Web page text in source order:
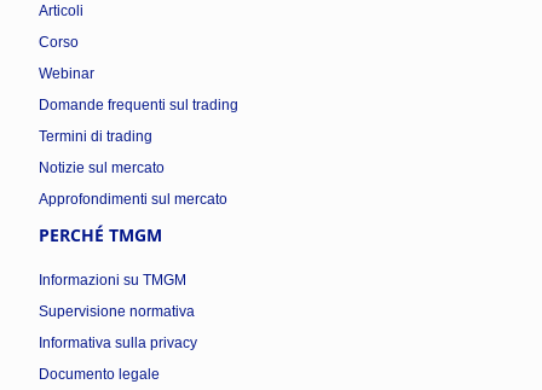
Articoli
Corso
Webinar
Domande frequenti sul trading
Termini di trading
Notizie sul mercato
Approfondimenti sul mercato
PERCHÉ TMGM
Informazioni su TMGM
Supervisione normativa
Informativa sulla privacy
Documento legale